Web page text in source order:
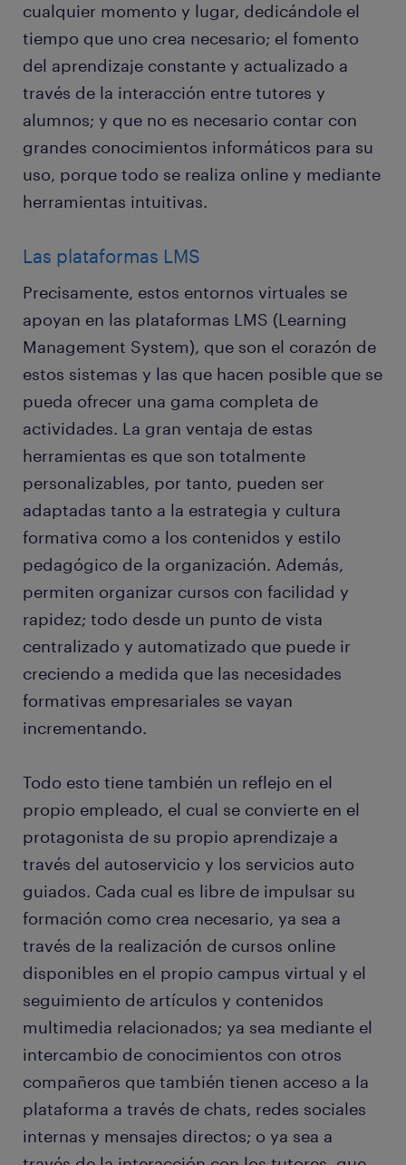
cualquier momento y lugar, dedicándole el
tiempo que uno crea necesario; el fomento
del aprendizaje constante y actualizado a
través de la interacción entre tutores y
alumnos; y que no es necesario contar con
grandes conocimientos informáticos para su
uso, porque todo se realiza online y mediante
herramientas intuitivas.
Las plataformas LMS
Precisamente, estos entornos virtuales se
apoyan en las plataformas LMS (Learning
Management System), que son el corazón de
estos sistemas y las que hacen posible que se
pueda ofrecer una gama completa de
actividades. La gran ventaja de estas
herramientas es que son totalmente
personalizables, por tanto, pueden ser
adaptadas tanto a la estrategia y cultura
formativa como a los contenidos y estilo
pedagógico de la organización. Además,
permiten organizar cursos con facilidad y
rapidez; todo desde un punto de vista
centralizado y automatizado que puede ir
creciendo a medida que las necesidades
formativas empresariales se vayan
incrementando.
Todo esto tiene también un reflejo en el
propio empleado, el cual se convierte en el
protagonista de su propio aprendizaje a
través del autoservicio y los servicios auto
guiados. Cada cual es libre de impulsar su
formación como crea necesario, ya sea a
través de la realización de cursos online
disponibles en el propio campus virtual y el
seguimiento de artículos y contenidos
multimedia relacionados; ya sea mediante el
intercambio de conocimientos con otros
compañeros que también tienen acceso a la
plataforma a través de chats, redes sociales
internas y mensajes directos; o ya sea a